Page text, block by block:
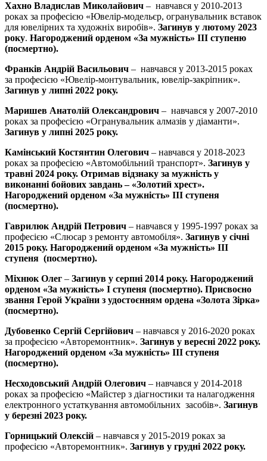
Хахно Владислав Миколайович – навчався у 2010-2013
роках за професією «Ювелір-модельєр, огранувальник вставок
для ювелірних та художніх виробів». Загинув у лютому 2023
року. Нагороджений орденом «За мужність» ІІІ ступеню
(посмертно).
Франків Андрій Васильович – навчався у 2013-2015 роках
за професією «Ювелір-монтувальник, ювелір-закріпник».
Загинув у липні 2022 року.
Маришев Анатолій Олександрович – навчався у 2007-2010
роках за професією «Огранувальник алмазів у діаманти».
Загинув у липні 2025 року.
Камінський Костянтин Олегович – навчався у 2018-2023
роках за професією «Автомобільний транспорт». Загинув у
травні 2024 року. Отримав відзнаку за мужність у
виконанні бойових завдань – «Золотий хрест».
Нагороджений орденом «За мужність» ІІІ ступеня
(посмертно).
Гаврилюк Андрій Петрович – навчався у 1995-1997 роках за
професією «Слюсар з ремонту автомобіля». Загинув у січні
2015 року. Нагороджений орденом «За мужність» ІІІ
ступеня (посмертно).
Міхнюк Олег – Загинув у серпні 2014 року. Нагороджений
орденом «За мужність» І ступеня (посмертно). Присвоєно
звання Герой України з удостоєнням ордена «Золота Зірка»
(посмертно).
Дубовенко Сергій Сергійович – навчався у 2016-2020 роках
за професією «Авторемонтник». Загинув у вересні 2022 року.
Нагороджений орденом «За мужність» ІІІ ступеня
(посмертно).
Несходовський Андрій Олегович – навчався у 2014-2018
роках за професією «Майстер з діагностики та налагодження
електронного устаткування автомобільних засобів». Загинув
у березні 2023 року.
Горницький Олексій – навчався у 2015-2019 роках за
професією «Авторемонтник». Загинув у грудні 2022 року.